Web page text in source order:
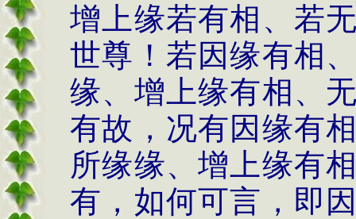
增上缘若有相、若
世尊！若因缘有相
缘、增上缘有相、
有故，况有因缘有
所缘缘、增上缘有
有，如何可言，即